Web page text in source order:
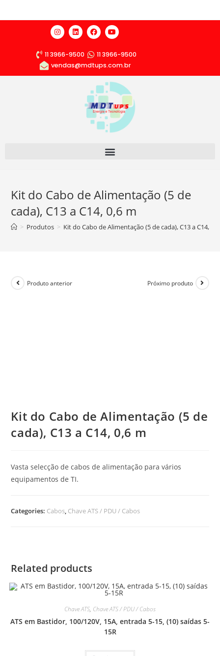
11 3966-9500
11 3966-9500
vendas@mdtups.com.br
Kit do Cabo de Alimentação (5 de
cada), C13 a C14, 0,6 m
> Produtos > Kit do Cabo de Alimentação (5 de cada), C13 a C14,
Produto anterior Próximo produto
Kit do Cabo de Alimentação (5 de
cada), C13 a C14, 0,6 m
Vasta selecção de cabos de alimentação para vários
equipamentos de TI.
Categories: Cabos, Chave ATS / PDU / Cabos
Related products
Chave ATS, Chave ATS / PDU / Cabos
ATS em Bastidor, 100/120V, 15A, entrada 5-15, (10) saídas 5-
15R